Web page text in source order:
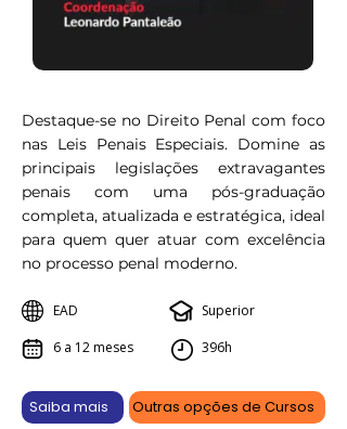
Destaque-se no Direito Penal com foco
nas Leis Penais Especiais. Domine as
principais legislações extravagantes
penais com uma pós-graduação
completa, atualizada e estratégica, ideal
para quem quer atuar com excelência
no processo penal moderno.
EAD
6 a 12 meses
Superior
396h
Saiba mais Outras opções de Cursos